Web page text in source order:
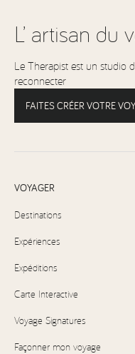
L’ artisan du
Le Therapist est un studio
reconnecter
FAITES CRÉER VOTRE
VOYAGER
Destinations
Expériences
Expéditions
Carte Interactive
Voyage Signatures
Façonner mon voyage